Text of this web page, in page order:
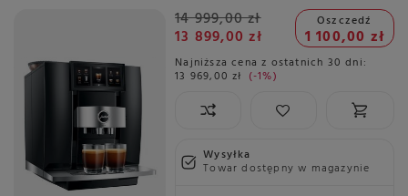
14 999,00 zł
13 899,00 zł
Oszczedź
1 100,00 zł
Najniższa cena z ostatnich 30 dni:
13 969,00 zł -1%
Wysyłka
Towar dostępny w magazynie